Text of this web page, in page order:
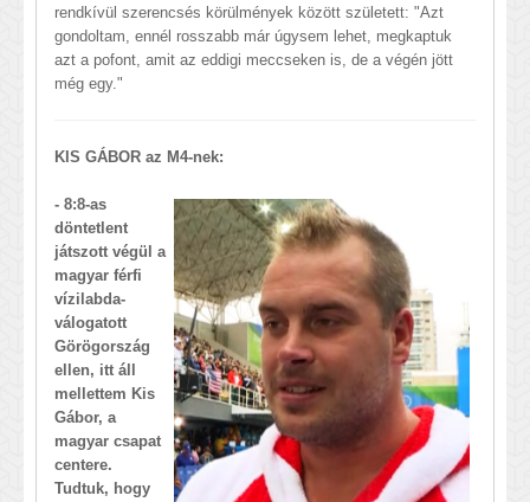
rendkívül szerencsés körülmények között született: "Azt
gondoltam, ennél rosszabb már úgysem lehet, megkaptuk
azt a pofont, amit az eddigi meccseken is, de a végén jött
még egy."
KIS GÁBOR az M4-nek:
- 8:8-as
döntetlent
játszott végül a
magyar férfi
vízilabda-
válogatott
Görögország
ellen, itt áll
mellettem Kis
Gábor, a
magyar csapat
centere.
Tudtuk, hogy